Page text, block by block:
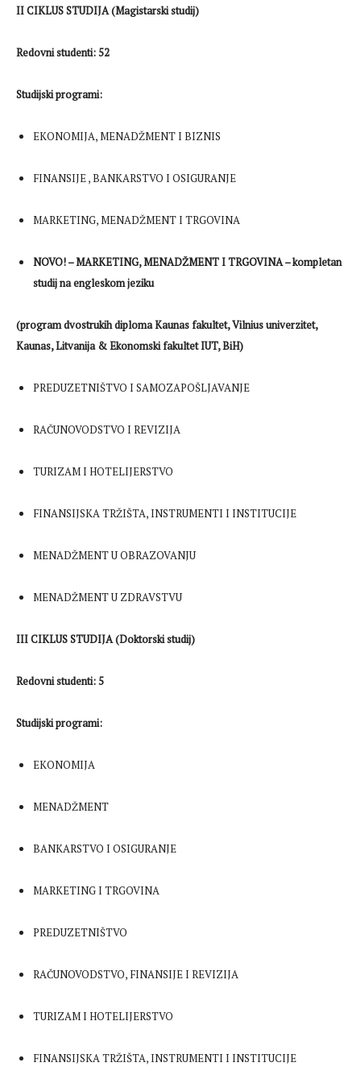
II CIKLUS STUDIJA (Magistarski studij)
Redovni studenti: 52
Studijski programi:
EKONOMIJA, MENADŽMENT I BIZNIS
FINANSIJE , BANKARSTVO I OSIGURANJE
MARKETING, MENADŽMENT I TRGOVINA
NOVO! – MARKETING, MENADŽMENT I TRGOVINA – kompletan
studij na engleskom jeziku
(program dvostrukih diploma Kaunas fakultet, Vilnius univerzitet,
Kaunas, Litvanija & Ekonomski fakultet IUT, BiH)
PREDUZETNIŠTVO I SAMOZAPOŠLJAVANJE
RAČUNOVODSTVO I REVIZIJA
TURIZAM I HOTELIJERSTVO
FINANSIJSKA TRŽIŠTA, INSTRUMENTI I INSTITUCIJE
MENADŽMENT U OBRAZOVANJU
MENADŽMENT U ZDRAVSTVU
III CIKLUS STUDIJA (Doktorski studij)
Redovni studenti: 5
Studijski programi:
EKONOMIJA
MENADŽMENT
BANKARSTVO I OSIGURANJE
MARKETING I TRGOVINA
PREDUZETNIŠTVO
RAČUNOVODSTVO, FINANSIJE I REVIZIJA
TURIZAM I HOTELIJERSTVO
FINANSIJSKA TRŽIŠTA, INSTRUMENTI I INSTITUCIJE